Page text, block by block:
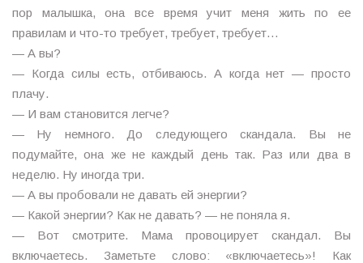
пор малышка, она все время учит меня жить по ее
правилам и что-то требует, требует, требует…
— А вы?
— Когда силы есть, отбиваюсь. А когда нет — просто
плачу.
— И вам становится легче?
— Ну немного. До следующего скандала. Вы не
подумайте, она же не каждый день так. Раз или два в
неделю. Ну иногда три.
— А вы пробовали не давать ей энергии?
— Какой энергии? Как не давать? — не поняла я.
— Вот смотрите. Мама провоцирует скандал. Вы
включаетесь. Заметьте слово: «включаетесь»! Как